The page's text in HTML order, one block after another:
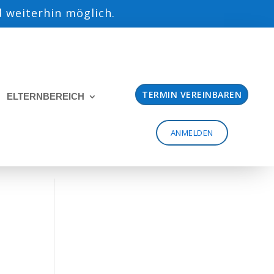
weiterhin möglich.
ELTERNBEREICH
TERMIN VEREINBAREN
ANMELDEN